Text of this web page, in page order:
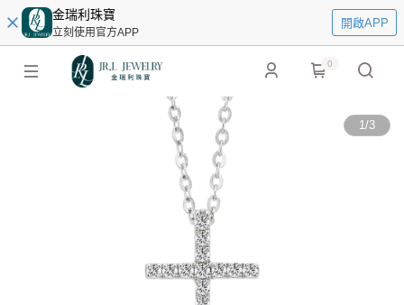
金瑞利珠寶
立刻使用官方APP
開啟APP
0
1/3